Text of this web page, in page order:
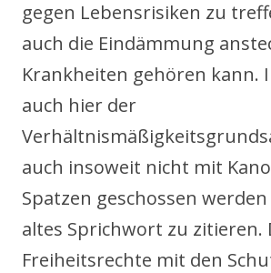
gegen Lebensrisiken zu
auch die Eindämmung
Krankheiten gehören kann.
auch hier der
auch insoweit nicht mit
Spatzen geschossen
altes Sprichwort zu zitieren.
Freiheitsrechte mit den